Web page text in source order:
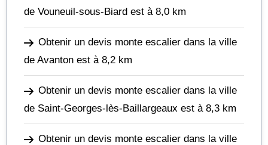
de Vouneuil-sous-Biard est à 8,0 km
Obtenir un devis monte escalier dans la ville
de Avanton est à 8,2 km
Obtenir un devis monte escalier dans la ville
de Saint-Georges-lès-Baillargeaux est à 8,3 km
Obtenir un devis monte escalier dans la ville